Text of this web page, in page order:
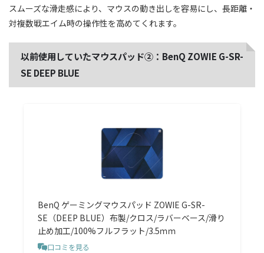
スムーズな滑走感により、マウスの動き出しを容易にし、長距離・
対複数戦エイム時の操作性を高めてくれます。
以前使用していたマウスパッド②：BenQ ZOWIE G-SR-
SE DEEP BLUE
BenQ ゲーミングマウスパッド ZOWIE G-SR-
SE（DEEP BLUE）布製/クロス/ラバーベース/滑り
止め加工/100%フルフラット/3.5ｍｍ
口コミを見る